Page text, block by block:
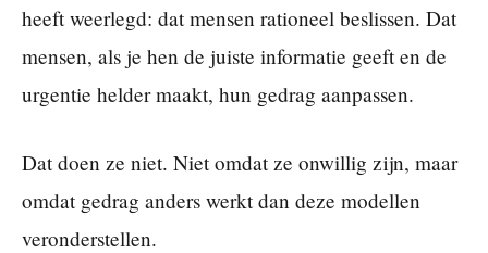
heeft weerlegd: dat mensen rationeel beslissen. Dat
mensen, als je hen de juiste informatie geeft en de
urgentie helder maakt, hun gedrag aanpassen.
Dat doen ze niet. Niet omdat ze onwillig zijn, maar
omdat gedrag anders werkt dan deze modellen
veronderstellen.